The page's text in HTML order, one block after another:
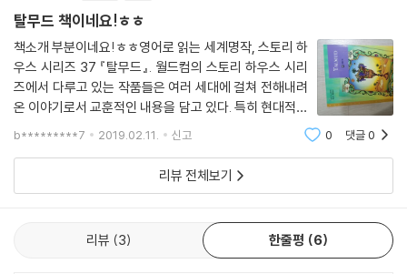
탈무드 책이네요!ㅎㅎ
책소개 부분이네요!ㅎㅎ영어로 읽는 세계명작, 스토리 하
우스 시리즈 37 『탈무드』. 월드컴의 스토리 하우스 시리
즈에서 다루고 있는 작품들은 여러 세대에 걸쳐 전해내려
온 이야기로서 교훈적인 내용을 담고 있다. 특히 현대적이
고 자연스러운 영어를 전달하며, 중ㆍ고등학교 수준의 학
재는 ＜탈무드＞로, 고급 단계인 GRADE 6(1
b*********7 2019.02.11. 신고 0 댓글0
리뷰 전체보기
리뷰 3 한줄평 6